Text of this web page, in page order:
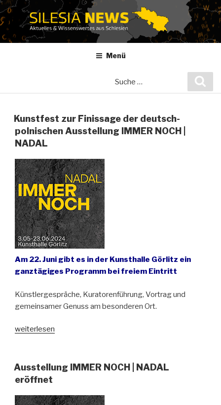
Zum
Inhalt
springen
Menü
Kunstfest zur Finissage der deutsch-
polnischen Ausstellung IMMER NOCH |
NADAL
Am 22. Juni gibt es in der Kunsthalle Görlitz ein
ganztägiges Programm bei freiem Eintritt
Künstlergespräche, Kuratorenführung, Vortrag und
gemeinsamer Genuss am besonderen Ort.
„Kunstfest
der
deutsch-
Ausstellung
weiterlesen
Ausstellung IMMER NOCH | NADAL
eröffnet